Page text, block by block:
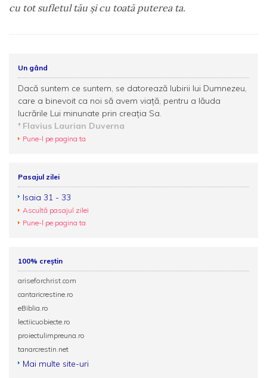
cu tot sufletul tău şi cu toată puterea ta.
Un gând
Dacă suntem ce suntem, se datorează Iubirii lui Dumnezeu,
care a binevoit ca noi să avem viaţă, pentru a lăuda
lucrările Lui minunate prin creaţia Sa.
Flavius Laurian Duverna
Pune-l pe pagina ta
Pasajul zilei
Isaia 31 - 33
Ascultă pasajul zilei
Pune-l pe pagina ta
100% creștin
ariseforchrist.com
cantaricrestine.ro
eBiblia.ro
lectiicuobiecte.ro
proiectulimpreuna.ro
tanarcrestin.net
Mai multe site-uri